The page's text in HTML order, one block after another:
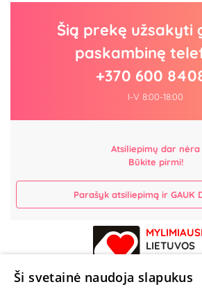
Šią prekę užsakyti
paskambinę
+370 600
I-V 8:00-18:00
Atsiliepimų dar nėra
Būkite pirmi!
Parašyk atsiliepimą ir GAUK
LIETUVOS
Ši svetainė naudoja slapukus